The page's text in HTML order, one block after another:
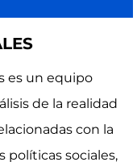
es un equipo
de la realidad
con la
políticas sociales,